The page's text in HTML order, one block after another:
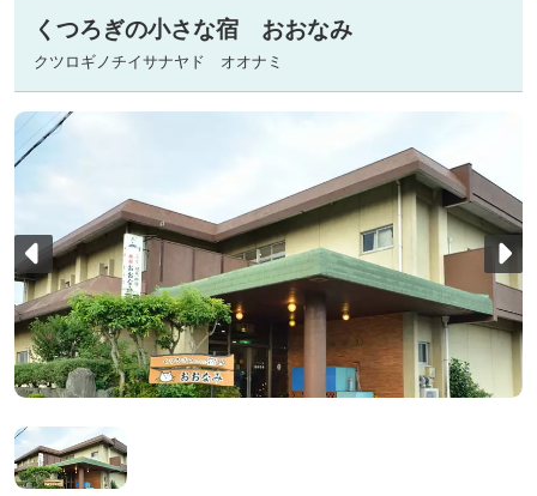
くつろぎの小さな宿 おおなみ
クツロギノチイサナヤド オオナミ